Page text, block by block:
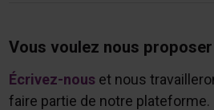
Vous voulez nous
Écrivez-nouset nous
faire partie de notre plateforme.